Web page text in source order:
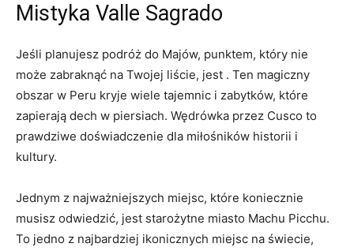
Mistyka⁣ Valle Sagrado
Jeśli planujesz ‍podróż⁣ do ‌Majów, punktem, który nie
może zabraknąć na Twojej liście, jest . Ten magiczny
obszar w Peru ⁢kryje wiele tajemnic i ‍zabytków, które
⁤zapierają dech w piersiach. Wędrówka przez Cusco to
prawdziwe doświadczenie dla ‌miłośników historii i​
kultury.
Jednym z najważniejszych miejsc, ⁤które‍ koniecznie
‌musisz odwiedzić, jest starożytne miasto Machu Picchu.
To jedno z najbardziej ikonicznych miejsc na świecie,